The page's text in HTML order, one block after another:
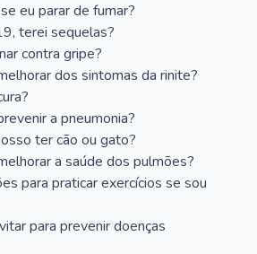
eu parar de fumar?
terei sequelas?
contra gripe?
dos sintomas da rinite?
a pneumonia?
ter cão ou gato?
a saúde dos pulmões?
para praticar exercícios se sou
para prevenir doenças